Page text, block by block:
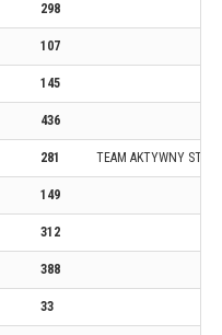
298
107
145
436
281 TEAM AKTYWNY
149
312
388
33